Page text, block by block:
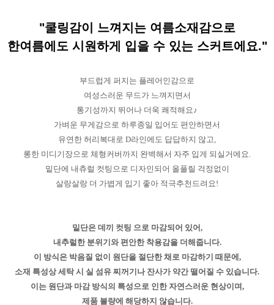
"쿨링감이 느껴지는 여름소재감으로
한여름에도 시원하게 입을 수 있는 스커트에요."
부드럽게 퍼지는 플레어인감으로
여성스러운 무드가 느껴지면서
통기성까지 뛰어나 더욱 쾌적해요♪
가벼운 무게감으로 하루종일 입어도 편안하면서
유연한 허리복대로 D라인에도 답답하지 않고,
롱한 미디기장으로 체형커버까지 완벽해서 자주 입게 되실거에요.
밑단에 내츄럴 컷팅으로 디자인되어 올풀릴 걱정없이
살랑살랑 더 가볍게 입기 좋아 적극추천드려요!
밑단은 데끼 컷팅 으로 마감되어 있어,
내추럴한 분위기와 편안한 착용감을 더해줍니다.
이 방식은 박음질 없이 원단을 절단한 채로 마감하기 때문에,
소재 특성상 세탁 시 실 섬유 찌꺼기나 잔사가 약간 떨어질 수 있습니다.
이는 원단과 마감 방식의 특성으로 인한 자연스러운 현상이며,
제품 불량에 해당하지 않습니다.